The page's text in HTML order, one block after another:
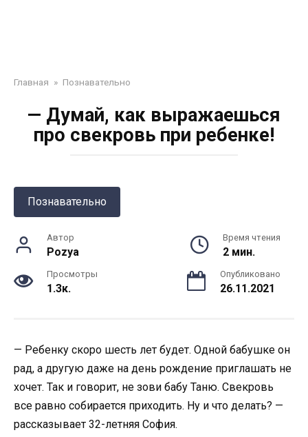
Главная » Познавательно
— Думай, как выражаешься
про свекровь при ребенке!
Познавательно
Автор
Pozya
Время чтения
2 мин.
Просмотры
1.3к.
Опубликовано
26.11.2021
— Ребенку скоро шесть лет будет. Одной бабушке он
рад, а другую даже на день рождение приглашать не
хочет. Так и говорит, не зови бабу Таню. Свекровь
все равно собирается приходить. Ну и что делать? —
рассказывает 32-летняя София.